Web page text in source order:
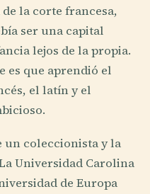
la corte francesa,
ser una capital
lejos de la propia.
es que aprendió el
el latín y el
un coleccionista y la
Universidad Carolina
de Europa